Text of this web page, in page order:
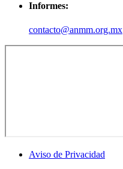
Informes:
contacto@anmm.org.mx
Aviso de Privacidad